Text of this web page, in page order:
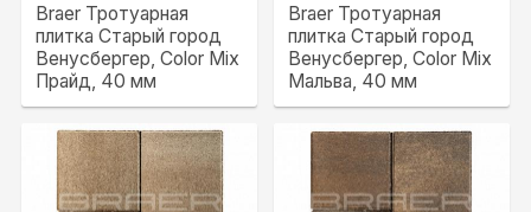
Braer Тротуарная
плитка Старый город
Венусбергер, Color Mix
Прайд, 40 мм
Braer Тротуарная
плитка Старый город
Венусбергер, Color Mix
Мальва, 40 мм